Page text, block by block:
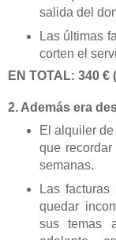
salida del
Las últimas
corten el
EN TOTAL: 340
2. Además era
El alquiler
que
semanas.
Las
quedar
sus temas